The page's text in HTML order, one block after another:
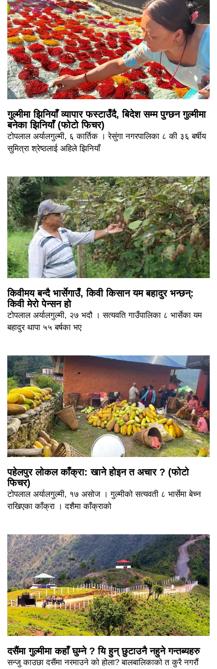
गुल्मीमा झिनियाँ व्यापार फस्टाउँदै, बिदेश सम्म पुग्छन गुल्मीमा
बनेका झिनियाँ (फोटो फिचर)
टोपलाल अर्यालगुल्मी, ६ कार्तिक । रेसुंगा नगरपालिका ८ की ३६ बर्षीय
सुमित्रा श्रेष्ठलाई अहिले झिनियाँ
किवीमय बन्दै भार्सेगाउँ, किवी किसान यम बहादुर भन्छन्:
किवी मेरो पेन्सन हो
टोपलाल अर्यालगुल्मी, २७ भदौ । सत्यवति गाउँपालिका ८ भार्सेका यम
बहादुर थापा ५५ बर्षका भए
पहेलपुर लोकल काँक्रा: खाने होइन त अचार ? (फोटो
फिचर)
टोपलाल अर्यालगुल्मी, १७ असोज । गुल्मीको सत्यवती ८ भार्सेमा बेच्न
राखिएका काँक्रा । दशैमा काँक्राको
दसैंमा गुल्मीमा कहाँ घुम्ने ? यि हुन् छुटाउनै नहुने गन्तब्यहरु
सन्जु काउछा दसैंमा नरमाउने को होला? बालबालिकाको त कुरै नगरौं